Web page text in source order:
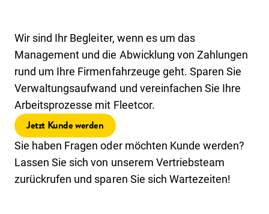
Wir sind Ihr Begleiter, wenn es um das
Management und die Abwicklung von Zahlungen
rund um Ihre Firmenfahrzeuge geht. Sparen Sie
Verwaltungsaufwand und vereinfachen Sie Ihre
Arbeitsprozesse mit Fleetcor.
Jetzt Kunde werden
Sie haben Fragen oder möchten Kunde werden?
Lassen Sie sich von unserem Vertriebsteam
zurückrufen und sparen Sie sich Wartezeiten!